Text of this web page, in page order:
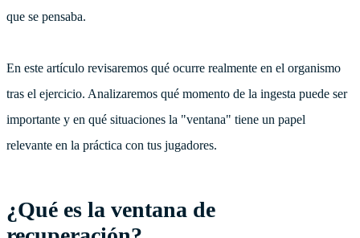
que se pensaba.
En este artículo revisaremos qué ocurre realmente en el organismo
tras el ejercicio. Analizaremos qué momento de la ingesta puede ser
importante y en qué situaciones la "ventana" tiene un papel
relevante en la práctica con tus jugadores.
¿Qué es la ventana de